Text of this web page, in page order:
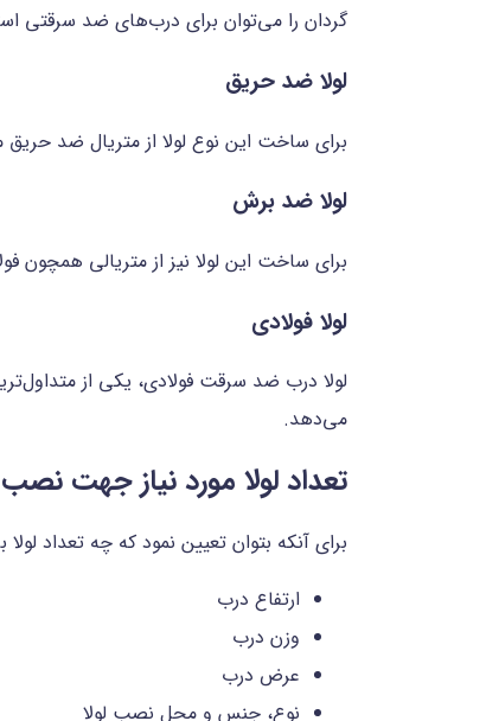
گردان را می‌توان برای درب‌های ضد سرقتی
لولا ضد حریق
برای ساخت این نوع لولا از متریال ضد
لولا ضد برش
برای ساخت این لولا نیز از متریالی
لولا فولادی
می‌دهد.
تعداد لولا مورد نیاز جهت
برای آنکه بتوان تعیین نمود که چه تعداد
ارتفاع درب
وزن درب
عرض درب
نوع، جنس و محل نصب لولا